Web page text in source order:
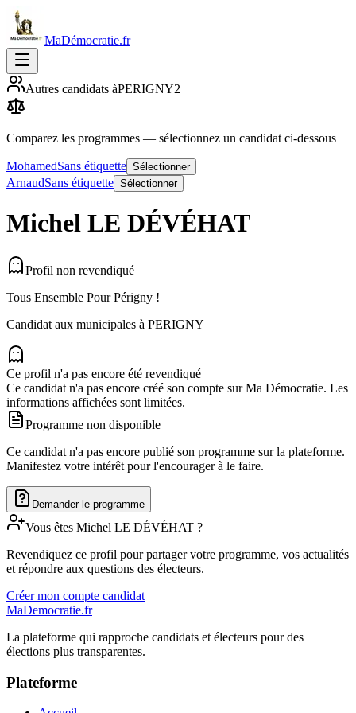
MaDémocratie.fr
Autres candidats àPERIGNY2
Comparez les programmes — sélectionnez un candidat ci-dessous
MohamedSans étiquette Sélectionner
ArnaudSans étiquette Sélectionner
Michel LE DÉVÉHAT
Profil non revendiqué
Tous Ensemble Pour Périgny !
Candidat aux municipales à PERIGNY
Ce profil n'a pas encore été revendiqué
Ce candidat n'a pas encore créé son compte sur Ma Démocratie. Les
informations affichées sont limitées.
Programme non disponible
Ce candidat n'a pas encore publié son programme sur la plateforme.
Manifestez votre intérêt pour l'encourager à le faire.
Demander le programme
Vous êtes Michel LE DÉVÉHAT ?
Revendiquez ce profil pour partager votre programme, vos actualités
et répondre aux questions des électeurs.
Créer mon compte candidat
MaDemocratie.fr
La plateforme qui rapproche candidats et électeurs pour des
élections plus transparentes.
Plateforme